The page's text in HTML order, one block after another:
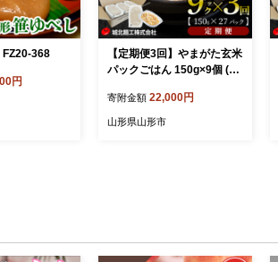
FZ20-368
円
【定期便3回】やまがた玄米
パックごはん 150g×9個 (つ
形 パックライス 備蓄 保存 F
Z25-166
寄附金額 22,000円
山形県山形市